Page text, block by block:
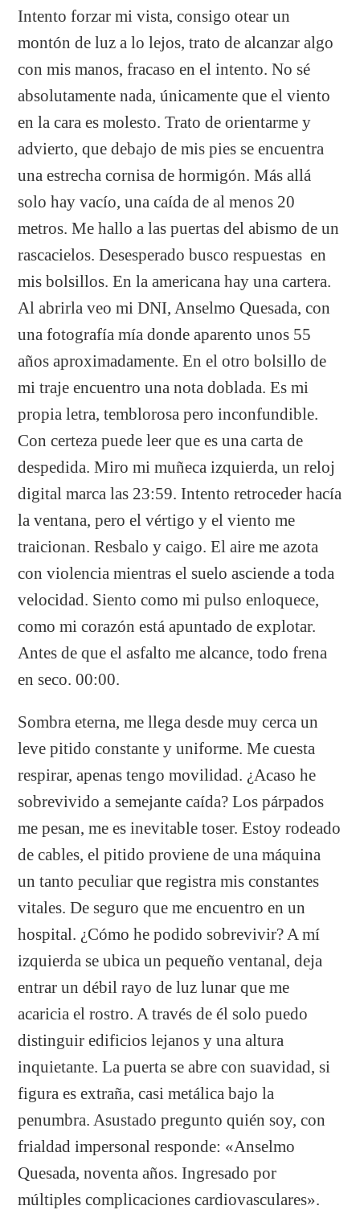
Intento forzar mi vista, consigo otear un
montón de luz a lo lejos, trato de alcanzar algo
con mis manos, fracaso en el intento. No sé
absolutamente nada, únicamente que el viento
en la cara es molesto. Trato de orientarme y
advierto, que debajo de mis pies se encuentra
una estrecha cornisa de hormigón. Más allá
solo hay vacío, una caída de al menos 20
metros. Me hallo a las puertas del abismo de un
rascacielos. Desesperado busco respuestas en
mis bolsillos. En la americana hay una cartera.
Al abrirla veo mi DNI, Anselmo Quesada, con
una fotografía mía donde aparento unos 55
años aproximadamente. En el otro bolsillo de
mi traje encuentro una nota doblada. Es mi
propia letra, temblorosa pero inconfundible.
Con certeza puede leer que es una carta de
despedida. Miro mi muñeca izquierda, un reloj
digital marca las 23:59. Intento retroceder hacía
la ventana, pero el vértigo y el viento me
traicionan. Resbalo y caigo. El aire me azota
con violencia mientras el suelo asciende a toda
velocidad. Siento como mi pulso enloquece,
como mi corazón está apuntado de explotar.
Antes de que el asfalto me alcance, todo frena
en seco. 00:00.
Sombra eterna, me llega desde muy cerca un
leve pitido constante y uniforme. Me cuesta
respirar, apenas tengo movilidad. ¿Acaso he
sobrevivido a semejante caída? Los párpados
me pesan, me es inevitable toser. Estoy rodeado
de cables, el pitido proviene de una máquina
un tanto peculiar que registra mis constantes
vitales. De seguro que me encuentro en un
hospital. ¿Cómo he podido sobrevivir? A mí
izquierda se ubica un pequeño ventanal, deja
entrar un débil rayo de luz lunar que me
acaricia el rostro. A través de él solo puedo
distinguir edificios lejanos y una altura
inquietante. La puerta se abre con suavidad, si
figura es extraña, casi metálica bajo la
penumbra. Asustado pregunto quién soy, con
frialdad impersonal responde: «Anselmo
Quesada, noventa años. Ingresado por
múltiples complicaciones cardiovasculares».